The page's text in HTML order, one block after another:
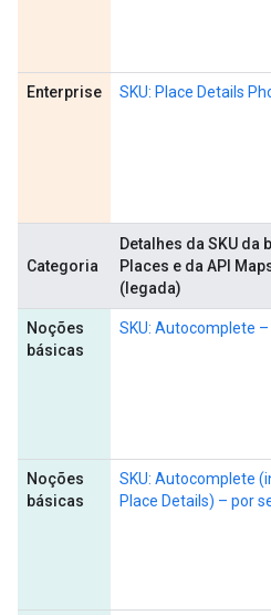
Enterprise SKU: Place Details
Categoria
Detalhes da SKU da
Places e da API
(legada)
Noções
básicas
SKU: Autocomplete
Noções
básicas
SKU: Autocomplete
Place Details) – por